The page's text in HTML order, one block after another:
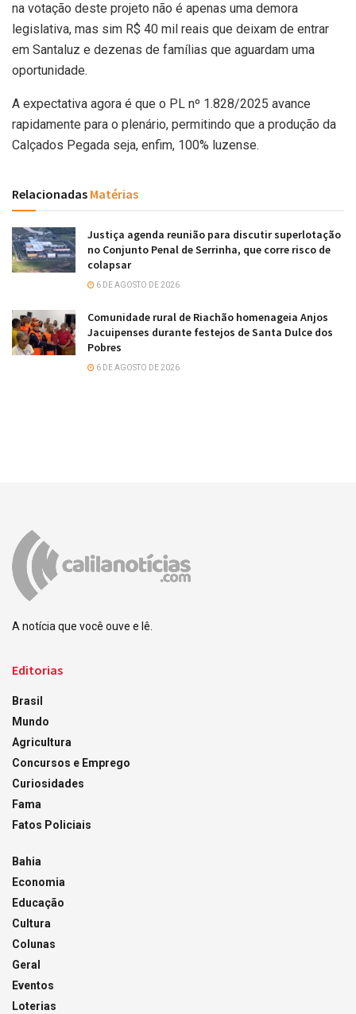
na votação deste projeto não é apenas uma demora
legislativa, mas sim R$ 40 mil reais que deixam de entrar
em Santaluz e dezenas de famílias que aguardam uma
oportunidade.
A expectativa agora é que o PL nº 1.828/2025 avance
rapidamente para o plenário, permitindo que a produção da
Calçados Pegada seja, enfim, 100% luzense.
Relacionadas Matérias
Justiça agenda reunião para discutir superlotação
no Conjunto Penal de Serrinha, que corre risco de
colapsar
6 DE AGOSTO DE 2026
Comunidade rural de Riachão homenageia Anjos
Jacuipenses durante festejos de Santa Dulce dos
Pobres
6 DE AGOSTO DE 2026
A notícia que você ouve e lê.
Editorias
Brasil
Mundo
Agricultura
Concursos e Emprego
Curiosidades
Fama
Fatos Policiais
Bahia
Economia
Educação
Cultura
Colunas
Geral
Eventos
Loterias